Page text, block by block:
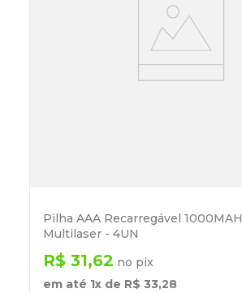
Pilha AAA Recarregável
Multilaser - 4UN
R$ 31,62 no pix
em até 1x de R$ 33,28